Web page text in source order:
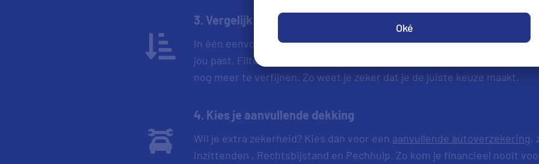
Oké
3. Vergelijk autoverzekeringen
In één eenvoudig overzicht vind je de goedkoopste autoverzekering
jou past. Filter op eigen risico, duurzaamheid en andere kenmerken om
nog meer te verfijnen. Zo weet je zeker dat je de juiste keuze maakt.
4. Kies je aanvullende dekking
Wil je extra zekerheid? Kies dan voor een aanvullende autoverzekering,
inzittenden , Rechtsbijstand en Pechhulp. Zo kom je financieel nooit